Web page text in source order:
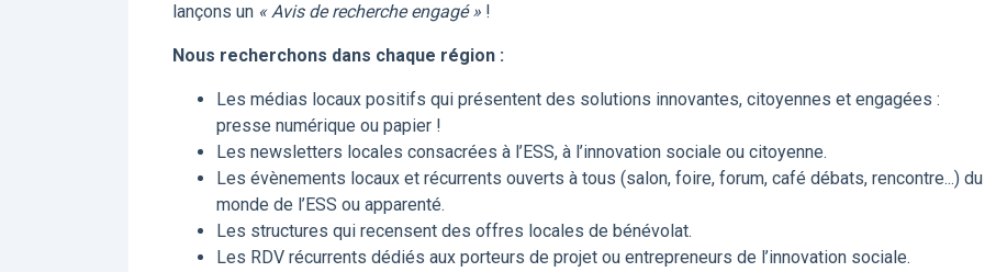
lançons un « Avis de recherche engagé » !​
Nous recherchons dans chaque région :​
Les médias locaux positifs qui présentent des solutions innovantes, citoyennes et engagées :
presse numérique ou papier !
Les newsletters locales consacrées à l’ESS, à l’innovation sociale ou citoyenne.
Les évènements locaux et récurrents ouverts à tous (salon, foire, forum, café débats, rencontre...) du
monde de l’ESS ou apparenté.
Les structures qui recensent des offres locales de bénévolat.
Les RDV récurrents dédiés aux porteurs de projet ou entrepreneurs de l’innovation sociale.